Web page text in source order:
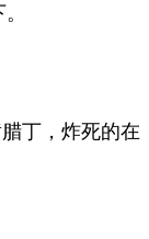
丁，炸死的在